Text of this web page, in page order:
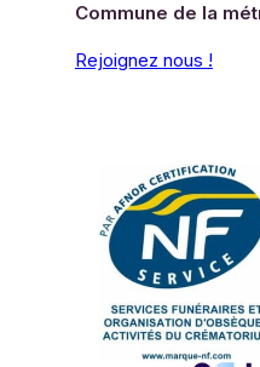
Commune de la
Rejoignez nous !